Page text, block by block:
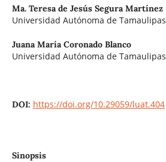
Ma. Teresa de Jesús Segura Martínez
Universidad Autónoma de Tamaulipas
Juana María Coronado Blanco
Universidad Autónoma de Tamaulipas
DOI: https://doi.org/10.29059/luat.404
Sinopsis